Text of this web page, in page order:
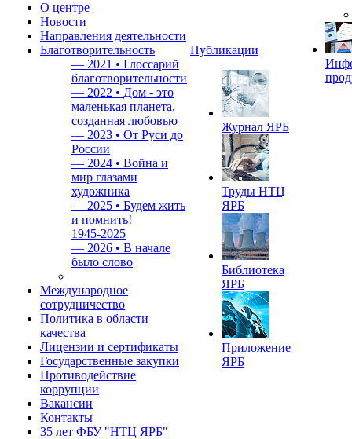
О центре
Новости
Направления деятельности
Благотворительность
— 2021 • Глоссарий
благотворительности
— 2022 • Дом - это
маленькая планета,
созданная любовью
— 2023 • От Руси до
России
— 2024 • Война и
мир глазами
художника
— 2025 • Будем жить
и помнить!
1945-2025
— 2026 • В начале
было слово
Международное
сотрудничество
Политика в области
качества
Лицензии и сертификаты
Государственные закупки
Противодействие
коррупции
Вакансии
Контакты
35 лет ФБУ "НТЦ ЯРБ"
Публикации
Журнал ЯРБ
Труды НТЦ
ЯРБ
Библиотека
ЯРБ
Приложение
ЯРБ